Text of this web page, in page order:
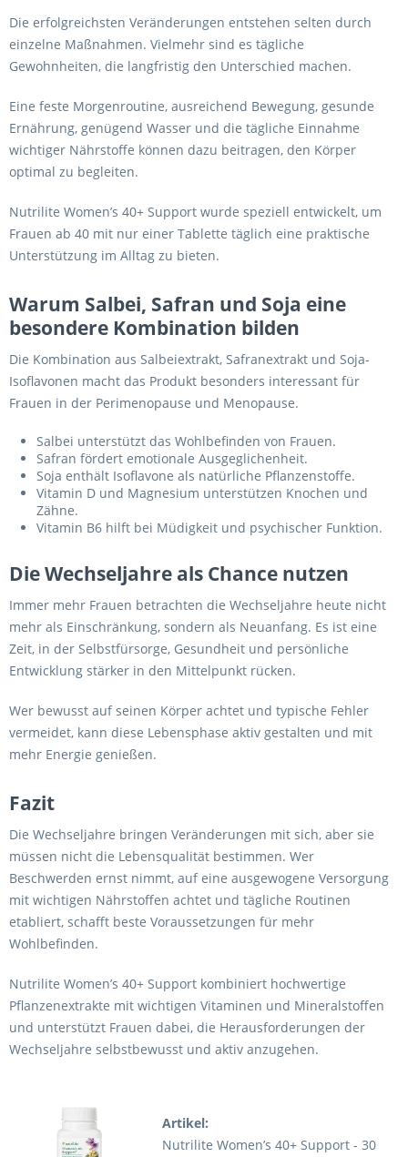
Die erfolgreichsten Veränderungen entstehen selten durch
einzelne Maßnahmen. Vielmehr sind es tägliche
Gewohnheiten, die langfristig den Unterschied machen.
Eine feste Morgenroutine, ausreichend Bewegung, gesunde
Ernährung, genügend Wasser und die tägliche Einnahme
wichtiger Nährstoffe können dazu beitragen, den Körper
optimal zu begleiten.
Nutrilite Women’s 40+ Support wurde speziell entwickelt, um
Frauen ab 40 mit nur einer Tablette täglich eine praktische
Unterstützung im Alltag zu bieten.
Warum Salbei, Safran und Soja eine
besondere Kombination bilden
Die Kombination aus Salbeiextrakt, Safranextrakt und Soja-
Isoflavonen macht das Produkt besonders interessant für
Frauen in der Perimenopause und Menopause.
Salbei unterstützt das Wohlbefinden von Frauen.
Safran fördert emotionale Ausgeglichenheit.
Soja enthält Isoflavone als natürliche Pflanzenstoffe.
Vitamin D und Magnesium unterstützen Knochen und
Zähne.
Vitamin B6 hilft bei Müdigkeit und psychischer Funktion.
Die Wechseljahre als Chance nutzen
Immer mehr Frauen betrachten die Wechseljahre heute nicht
mehr als Einschränkung, sondern als Neuanfang. Es ist eine
Zeit, in der Selbstfürsorge, Gesundheit und persönliche
Entwicklung stärker in den Mittelpunkt rücken.
Wer bewusst auf seinen Körper achtet und typische Fehler
vermeidet, kann diese Lebensphase aktiv gestalten und mit
mehr Energie genießen.
Fazit
Die Wechseljahre bringen Veränderungen mit sich, aber sie
müssen nicht die Lebensqualität bestimmen. Wer
Beschwerden ernst nimmt, auf eine ausgewogene Versorgung
mit wichtigen Nährstoffen achtet und tägliche Routinen
etabliert, schafft beste Voraussetzungen für mehr
Wohlbefinden.
Nutrilite Women’s 40+ Support kombiniert hochwertige
Pflanzenextrakte mit wichtigen Vitaminen und Mineralstoffen
und unterstützt Frauen dabei, die Herausforderungen der
Wechseljahre selbstbewusst und aktiv anzugehen.
Artikel:
Nutrilite Women’s 40+ Support - 30